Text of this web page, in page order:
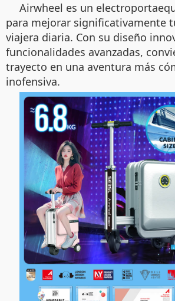
Airwheel es un
para mejorar significativamente
viajera diaria. Con su diseño
funcionalidades avanzadas,
trayecto en una aventura más
inofensiva.